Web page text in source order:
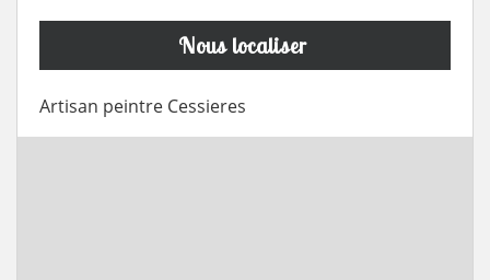
Nous localiser
Artisan peintre Cessieres